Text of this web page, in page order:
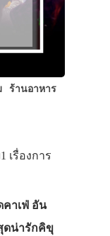
ร้านอาหาร
เรื่องการ
าเฟ่ อัน
ดน่ารักคิขุ
เทศญี่ปุ่น
ยวญี่ปุ่นด้ว